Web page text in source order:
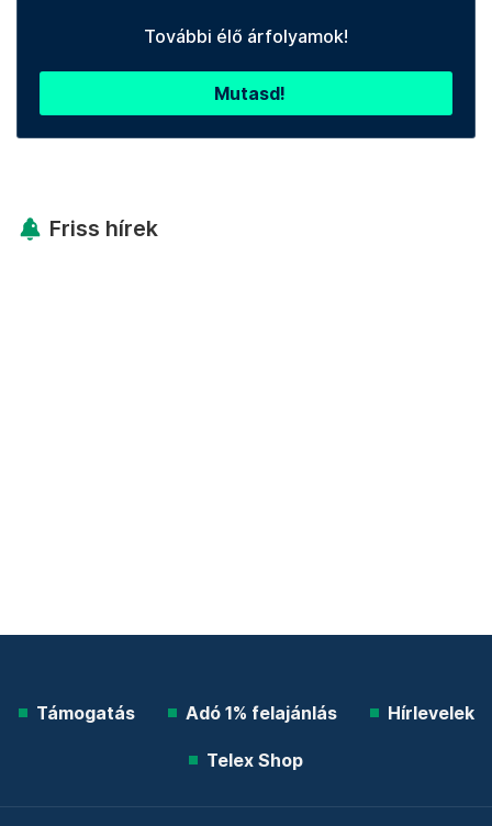
További élő árfolyamok!
Mutasd!
Friss hírek
Támogatás Adó 1% felajánlás Hírlevelek
Telex Shop